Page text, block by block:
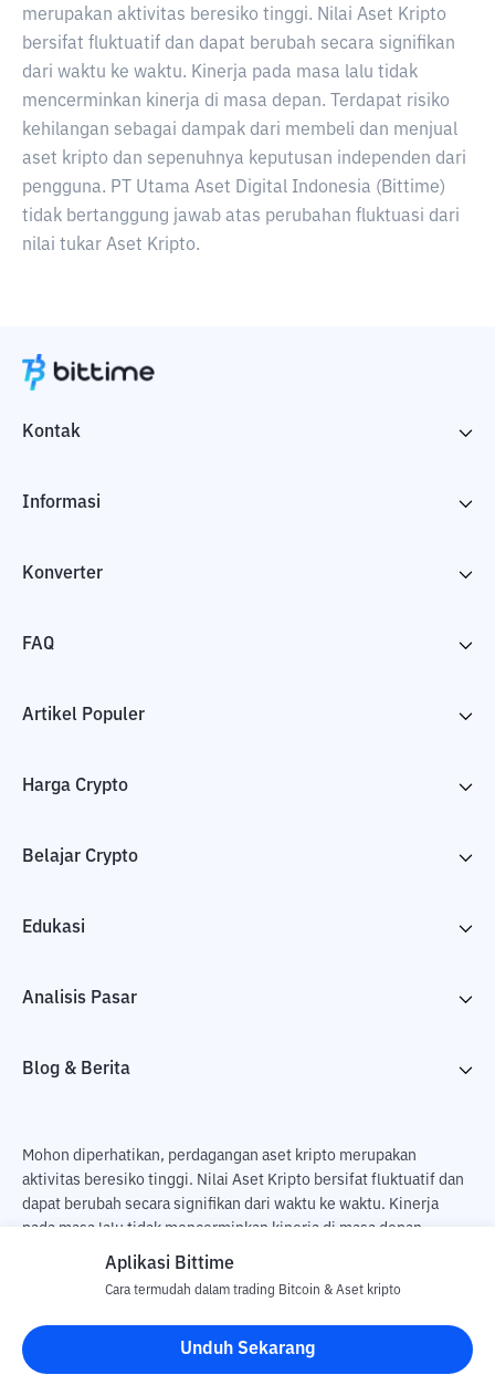
merupakan aktivitas beresiko tinggi. Nilai Aset Kripto
bersifat fluktuatif dan dapat berubah secara signifikan
dari waktu ke waktu. Kinerja pada masa lalu tidak
mencerminkan kinerja di masa depan. Terdapat risiko
kehilangan sebagai dampak dari membeli dan menjual
aset kripto dan sepenuhnya keputusan independen dari
pengguna. PT Utama Aset Digital Indonesia (Bittime)
tidak bertanggung jawab atas perubahan fluktuasi dari
nilai tukar Aset Kripto.
Kontak
Informasi
Konverter
FAQ
Artikel Populer
Harga Crypto
Belajar Crypto
Edukasi
Analisis Pasar
Blog & Berita
Mohon diperhatikan, perdagangan aset kripto merupakan
aktivitas beresiko tinggi. Nilai Aset Kripto bersifat fluktuatif dan
dapat berubah secara signifikan dari waktu ke waktu. Kinerja
pada masa lalu tidak mencerminkan kinerja di masa depan.
Terdapat risiko kehilangan sebagai dampak dari membeli dan
pengguna. PT Utama Aset Digital Indonesia (Bittime) tidak
bertanggung jawab atas perubahan fluktuasi dari nilai tukar Aset
Kripto.
Aplikasi Bittime
Cara termudah dalam trading Bitcoin & Aset kripto
Unduh Sekarang